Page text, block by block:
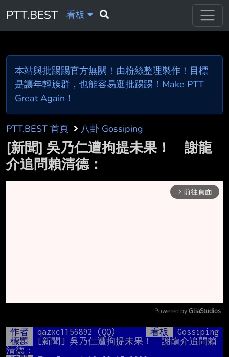
PTT.BEST 看板
本站與批踢踢官方無關！由粉絲整理製作！目標
是讓年輕族群，也能容易逛批踢踢！Make PTT
Great Again！
PTT.BEST 首頁 八卦 Gossiping
[新聞] 吳乃仁遭拘提未果！ 謝龍
介追問賴清德：
arrow_forward_ios 前往頁面
Mute
Powered by GliaStudios
作者 qazxc1156892 (QQ) 看板
Gossiping
標題
[新聞] 吳乃仁遭拘提未果！　謝龍介追問賴
清德：